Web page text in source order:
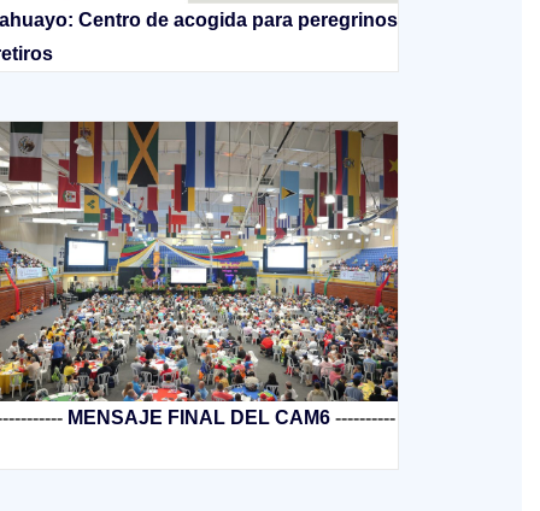
Centro de acogida para peregrinos
MENSAJE FINAL DEL CAM6 ----------